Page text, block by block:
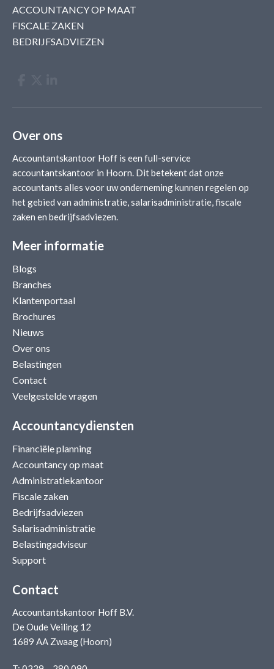
ACCOUNTANCY OP MAAT
FISCALE ZAKEN
BEDRIJFSADVIEZEN
Over ons
Accountantskantoor Hoff is een full-service
accountantskantoor in Hoorn. Dit betekent dat onze
accountants alles voor uw onderneming kunnen regelen op
het gebied van administratie, salarisadministratie, fiscale
zaken en bedrijfsadviezen.
Meer informatie
Blogs
Branches
Klantenportaal
Brochures
Nieuws
Over ons
Belastingen
Contact
Veelgestelde vragen
Accountancydiensten
Financiële planning
Accountancy op maat
Administratiekantoor
Fiscale zaken
Bedrijfsadviezen
Salarisadministratie
Belastingadviseur
Support
Contact
Accountantskantoor Hoff B.V.
De Oude Veiling 12
1689 AA Zwaag (Hoorn)